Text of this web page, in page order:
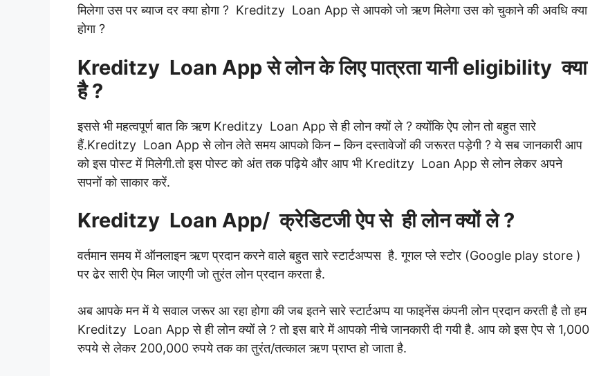
मिलेगा उस पर ब्याज दर क्या होगा ? Kreditzy Loan App से आपको जो ऋण मिलेगा उस को चुकाने की अवधि क्या
होगा ?
Kreditzy Loan App से लोन के लिए पात्रता यानी eligibility क्या
है ?
इससे भी महत्वपूर्ण बात कि ऋण Kreditzy Loan App से ही लोन क्यों ले ? क्योंकि ऐप लोन तो बहुत सारे
हैं.Kreditzy Loan App से लोन लेते समय आपको किन – किन दस्तावेजों की जरूरत पड़ेगी ? ये सब जानकारी आप
को इस पोस्ट में मिलेगी.तो इस पोस्ट को अंत तक पढ़िये और आप भी Kreditzy Loan App से लोन लेकर अपने
सपनों को साकार करें.
Kreditzy Loan App/ क्रेडिटजी ऐप से ही लोन क्यों ले ?
वर्तमान समय में ऑनलाइन ऋण प्रदान करने वाले बहुत सारे स्टार्टअप्पस है. गूगल प्ले स्टोर (Google play store )
पर ढेर सारी ऐप मिल जाएगी जो तुरंत लोन प्रदान करता है.
अब आपके मन में ये सवाल जरूर आ रहा होगा की जब इतने सारे स्टार्टअप्प या फाइनेंस कंपनी लोन प्रदान करती है तो हम
Kreditzy Loan App से ही लोन क्यों ले ? तो इस बारे में आपको नीचे जानकारी दी गयी है. आप को इस ऐप से 1,000
रुपये से लेकर 200,000 रुपये तक का तुरंत/तत्काल ऋण प्राप्त हो जाता है.